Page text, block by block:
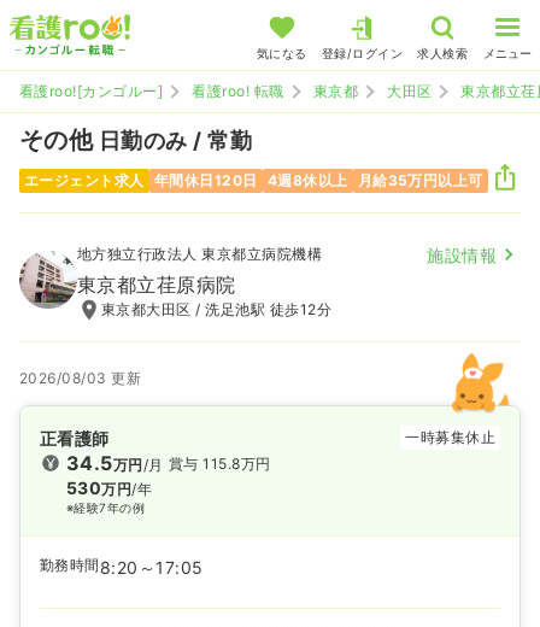
気になる 登録/ログイン 求人検索 メニュー
看護roo![カンゴルー] 看護roo! 転職 東京都 大田区 東京都立荏
その他日勤のみ / 常勤
エージェント求人 年間休日120日 4週8休以上 月給35万円以上可
地方独立行政法人 東京都立病院機構 施設情報
東京都立荏原病院
東京都大田区 / 洗足池駅 徒歩12分
2026/08/03 更新
正看護師 一時募集休止
34.5万円/月
530万円/年
※経験7年の例
賞与 115.8万円
勤務時間 8:20～17:05